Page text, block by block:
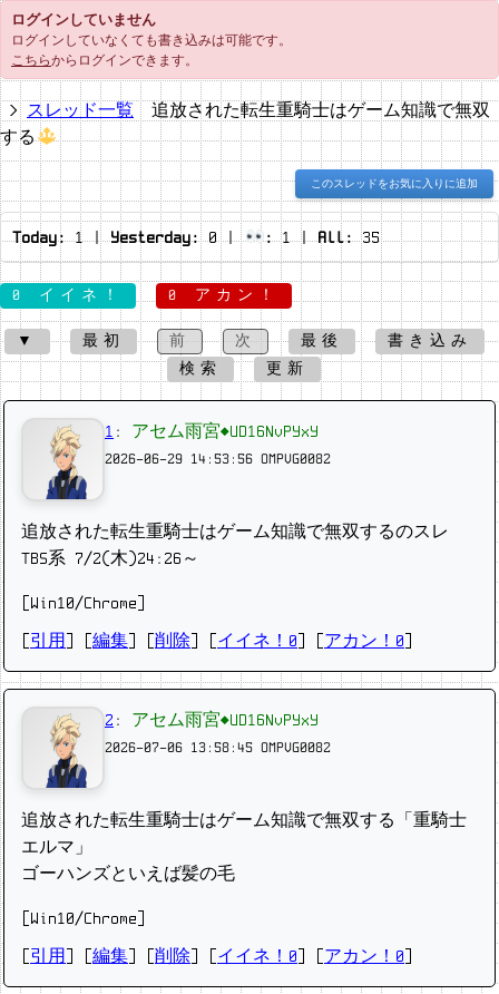
ログインしていません
ログインしていなくても書き込みは可能です。
こちらからログインできます。
スレッド一覧
追放された転生重騎士はゲーム知識で無双
する
このスレッドをお気に入りに追加
Today:1|Yesterday:0| :1|All:35
0 イイネ！ 0 アカン！
▼ 最初 前 次 最後
書き込み
検索
更新
1 : アセム雨宮◆UD16NvPYxY
2026-06-29 14:53:56 OMPVG0082
追放された転生重騎士はゲーム知識で無双するのスレ
TBS系 7/2(木)24:26～
[Win10/Chrome]
引用 編集 削除 イイネ！0 アカン！0
2 : アセム雨宮◆UD16NvPYxY
2026-07-06 13:58:45 OMPVG0082
追放された転生重騎士はゲーム知識で無双する「重騎士
エルマ」
ゴーハンズといえば髪の毛
[Win10/Chrome]
引用 編集 削除 イイネ！0 アカン！0